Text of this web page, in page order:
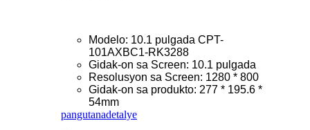
Modelo: 10.1 pulgada CPT-
101AXBC1-RK3288
Gidak-on sa Screen: 10.1 pulgada
Resolusyon sa Screen: 1280 * 800
Gidak-on sa produkto: 277 * 195.6 *
54mm
pangutanadetalye